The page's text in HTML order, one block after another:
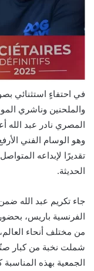
في احتفاءٍ استثنائي
المصري نادر عبد الله
وهو الوسام الفني
تقديرًا لإبداعه
الحديثة.
جاء تكريم عبد الله
الفرنسية باريس،
من مختلف أنحاء
شملت نخبة من كبار
الجمعية بهذه المناسبة